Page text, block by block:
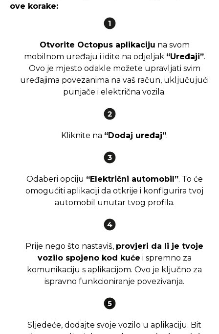
ove korake:
Otvorite Octopus aplikaciju na svom
mobilnom uređaju i idite na odjeljak “Uređaji”.
Ovo je mjesto odakle možete upravljati svim
uređajima povezanima na vaš račun, uključujući
punjače i električna vozila.
Kliknite na “Dodaj uređaj”.
Odaberi opciju “Električni automobil”. To će
omogućiti aplikaciji da otkrije i konfigurira tvoj
automobil unutar tvog profila.
Prije nego što nastaviš, provjeri da li je tvoje
vozilo spojeno kod kuće i spremno za
komunikaciju s aplikacijom. Ovo je ključno za
ispravno funkcioniranje povezivanja.
Sljedeće, dodajte svoje vozilo u aplikaciju. Bit